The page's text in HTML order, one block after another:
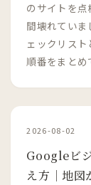
のサイトを
間壊れてい
ェックリス
順番をまとめ
2026-08-02
Googleビ
え方｜地図